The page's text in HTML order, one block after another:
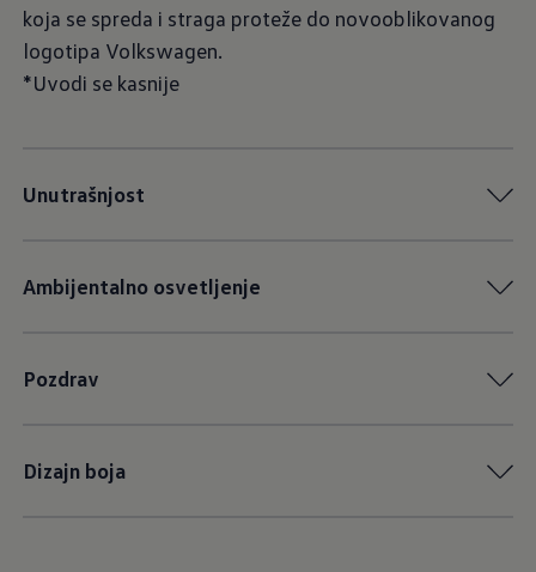
koja se spreda i straga proteže do novooblikovanog
logotipa Volkswagen.
*Uvodi se kasnije
Unutrašnjost
Ambijentalno osvetljenje
Pozdrav
Dizajn boja